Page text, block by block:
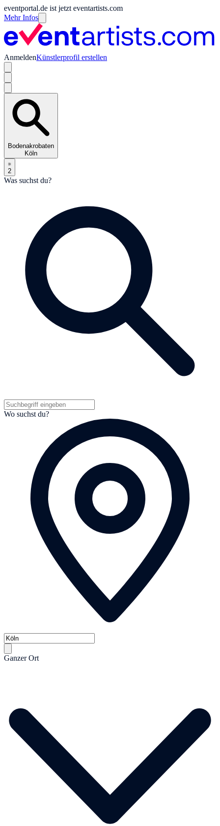
eventportal.de ist jetzt eventartists.com
Mehr Infos
AnmeldenKünstlerprofil erstellen
Bodenakrobaten
Köln
2
Was suchst du?
Wo suchst du?
Ganzer Ort